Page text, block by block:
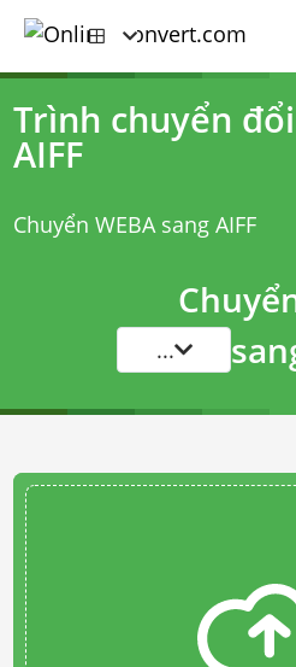
Trình chuyển
AIFF
Chuyển WEBA sang AIFF
...